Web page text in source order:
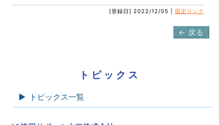
[登録日] 2022/12/05 | 固定リンク
← 戻る
トピックス
トピックス一覧